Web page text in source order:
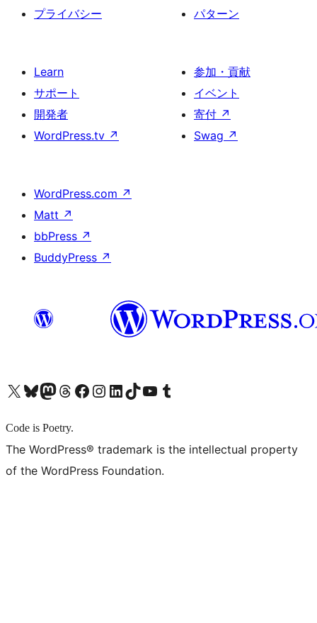
プライバシー
パターン
Learn
サポート
開発者
WordPress.tv ↗
参加・貢献
イベント
寄付 ↗
Swag ↗
WordPress.com ↗
Matt ↗
bbPress ↗
BuddyPress ↗
X (旧 Twitter) アカウントへBluesky アカウントへMastodon アカウントへThreads アカウントへ Facebook ページへInstagram アカウントへ LinkedIn アカウントへTikTok アカウントへYouTube チャンネルへ Tumblr アカウントへ
Code is Poetry.
The WordPress® trademark is the intellectual property
of the WordPress Foundation.